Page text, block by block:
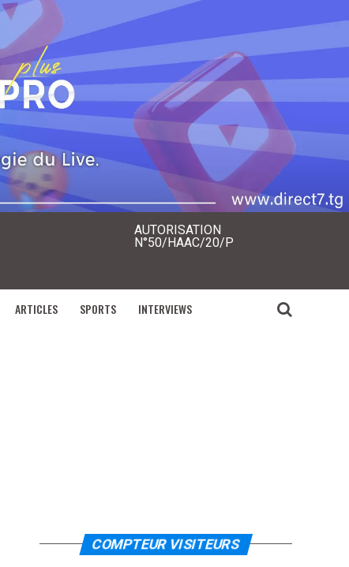
AUTORISATION
N°50/HAAC/20/P
ARTICLES SPORTS INTERVIEWS
COMPTEUR VISITEURS